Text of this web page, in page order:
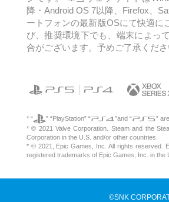
降・Android OS 7以降、 Firefox、
ートフォンの最新版OSにて快適に
び、推奨環境下でも、端末によっ
合がございます。予めご了承くださ
* “ ” “PlayStation” “ ”and “
”
* © 2021 Valve Corporation. Steam and the
Corporation in the U.S. and/or other countries.
* © 2021, Epic Games, Inc. All rights reserved.
registered trademarks of Epic Games, Inc. in the
©SNK